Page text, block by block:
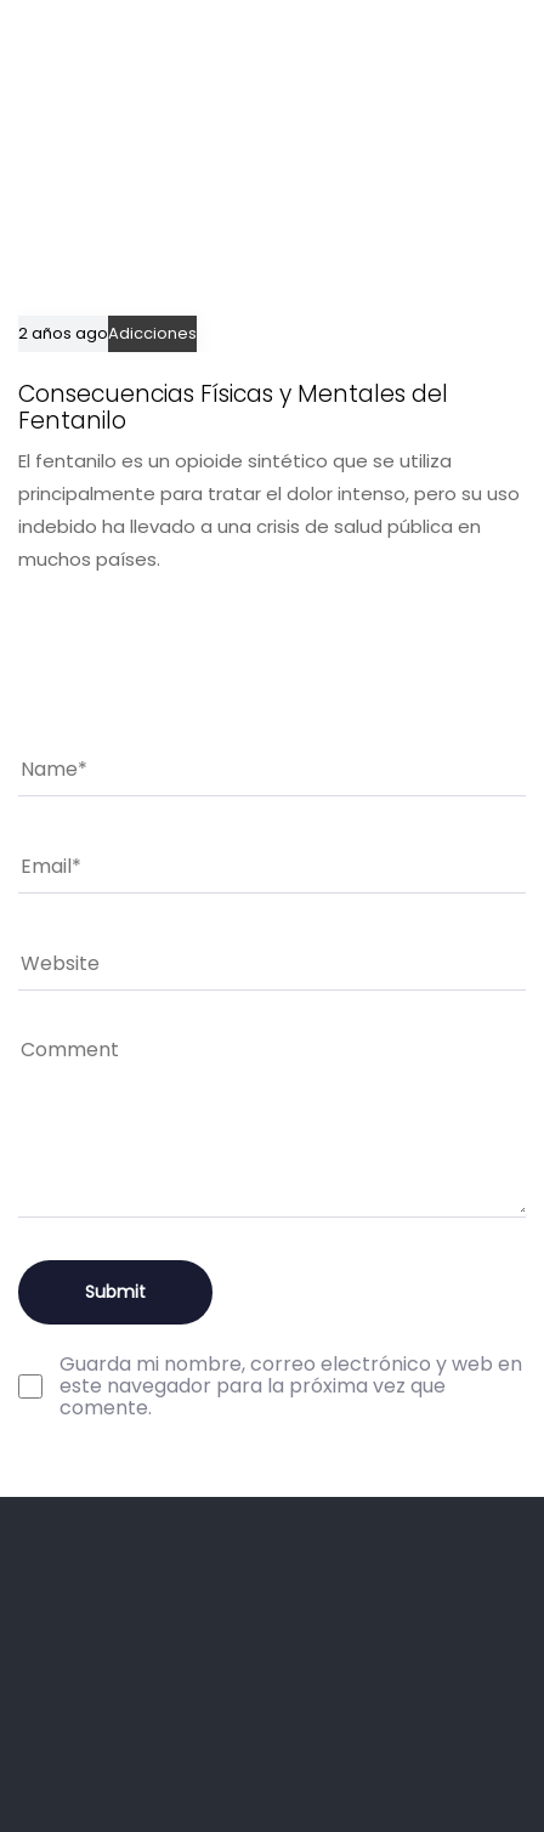
2 años agoAdicciones
Consecuencias Físicas y Mentales del
Fentanilo
El fentanilo es un opioide sintético que se utiliza
principalmente para tratar el dolor intenso, pero su uso
indebido ha llevado a una crisis de salud pública en
muchos países.
Guarda mi nombre, correo electrónico y web en
este navegador para la próxima vez que
comente.